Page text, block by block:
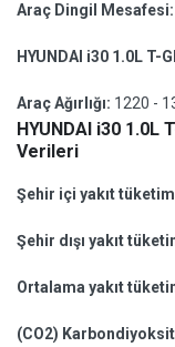
Araç Dingil Mesafesi:
HYUNDAI i30 1.0L T-
Araç Ağırlığı: 1220 -
HYUNDAI i30 1.0L
Verileri
Şehir içi yakıt
Şehir dışı yakıt
Ortalama yakıt
(CO2)